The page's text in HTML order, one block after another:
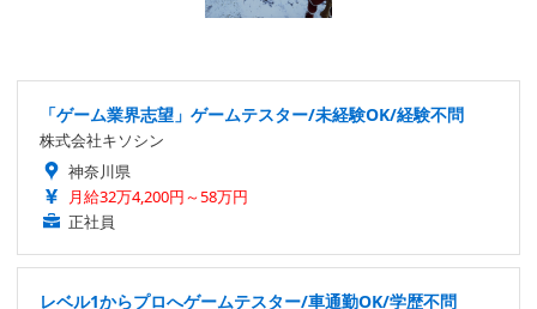
「ゲーム業界志望」ゲームテスター/未経験OK/経験不問
株式会社キソシン
神奈川県
月給32万4,200円～58万円
正社員
レベル1からプロへゲームテスター/車通勤OK/学歴不問